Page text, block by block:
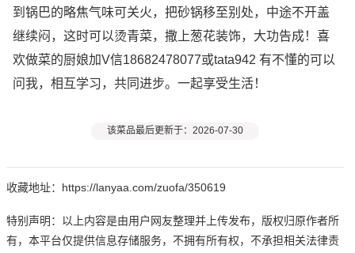
到锅巴的略焦气味可关火，把砂锅移至别处，中途不开盖
继续闷，这时可以烫青菜，撒上葱花装饰，大功告成！喜
欢做菜的厨娘加V信18682478077或tata942 有不懂的可以
问我，相互学习，共同进步。一起享受生活！
该菜品最后更新于：2026-07-30
收藏地址：https://lanyaa.com/zuofa/350619
特别声明：以上内容是由用户网友整理并上传发布，版权归原作者所
有，本平台仅提供信息存储服务，不拥有所有权，不承担相关法律责